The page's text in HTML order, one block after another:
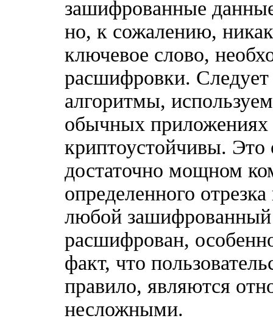
зашифрованные
но, к сожалению,
ключевое слово,
расшифровки. Следует
алгоритмы,
обычных
криптоустойчивы. Это
достаточно мощном
определенного
любой
расшифрован,
факт, что
правило, являются
несложными.